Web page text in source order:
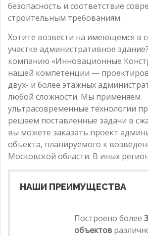
безопасность и соответствие
строительным требованиям.
Хотите возвести на имеющемся в
участке административное
компанию «Инновационные
нашей компетенции —
двух- и более этажных
любой сложности. Мы применяем
ультрасовременные технологии
решаем поставленные задачи в
вы можете заказать проект
объекта, планируемого к
Московской области. В иных
НАШИ ПРЕИМУЩЕСТВА
Построено более
объектов